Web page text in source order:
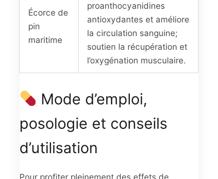
Écorce de
pin
maritime
proanthocyanidines
antioxydantes et améliore
la circulation sanguine;
soutien la récupération et
l’oxygénation musculaire.
Mode d’emploi,
posologie et conseils
d’utilisation
Pour profiter pleinement des effets de